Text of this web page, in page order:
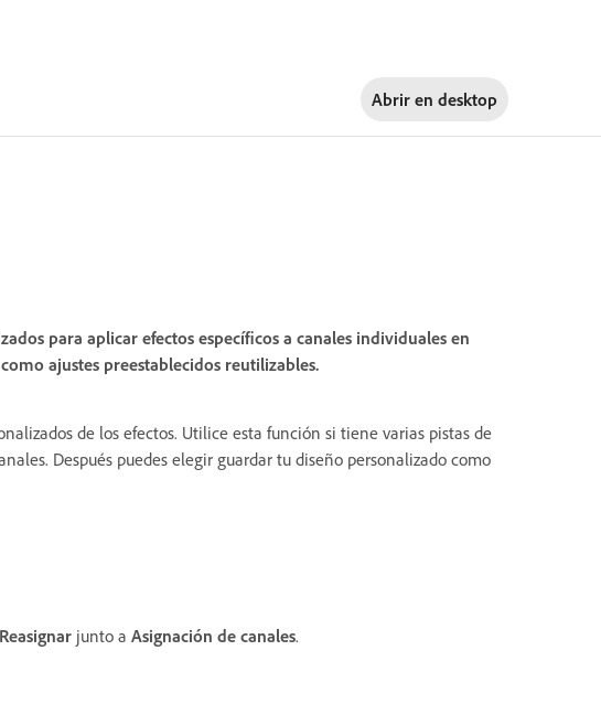
Abrir en desktop
para aplicar efectos específicos a canales individuales en
ajustes preestablecidos reutilizables.
de los efectos. Utilice esta función si tiene varias pistas de
Después puedes elegir guardar tu diseño personalizado como
Reasignar junto a Asignación de canales.